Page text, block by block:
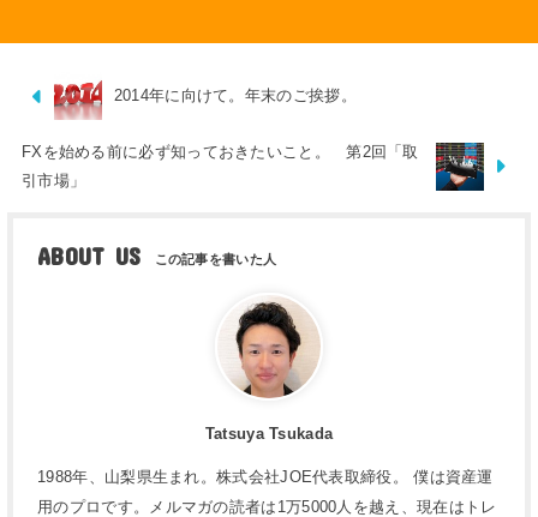
2014年に向けて。年末のご挨拶。
FXを始める前に必ず知っておきたいこと。 第2回「取
引市場」
ABOUT US
Tatsuya Tsukada
1988年、山梨県生まれ。株式会社JOE代表取締役。 僕は資産運
用のプロです。メルマガの読者は1万5000人を越え、現在はトレ